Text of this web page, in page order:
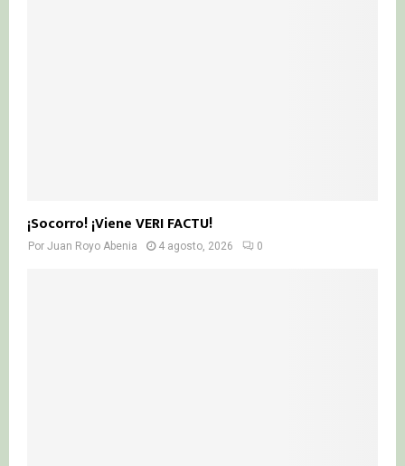
¡Socorro! ¡Viene VERI FACTU!
Por Juan Royo Abenia 4 agosto, 2026 0